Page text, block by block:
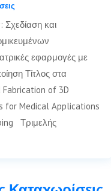
Σχεδίαση και
εφαρμογές με
Τίτλος στα
Fabrication of 3D
for Medical Applications
Τριμελής